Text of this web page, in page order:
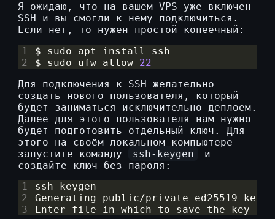
Я ожидаю, что на вашем VPS уже включен
SSH и вы смогли к нему подключиться.
Если нет, то нужен простой копеечный:
1
2
$ sudo ufw allow 22
Для подключения к SSH желательно
создать нового пользователя, который
будет заниматься исключительно деплоем.
Далее для этого пользователя нам нужно
будет подготовить отдельный ключ. Для
этого на своём локальном компьютере
запустите команду
ssh-keygen
и
создайте ключ без пароля:
1
2
3
Enter file in which to save the key